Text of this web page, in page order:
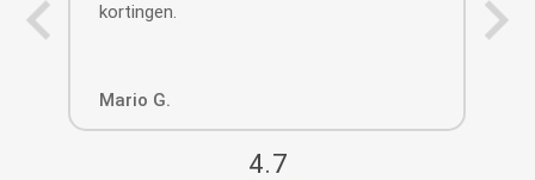
kortingen.
Mario G.
4.7